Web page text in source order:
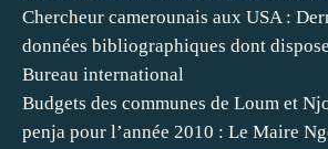
Chercheur camerounais aux USA :
données bibliographiques dont
Bureau international
Budgets des communes de Loum et
penja pour l’année 2010 : Le Maire